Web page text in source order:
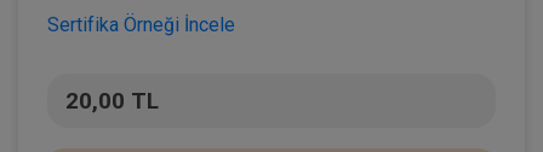
Sertifika Örneği İncele
20,00 TL